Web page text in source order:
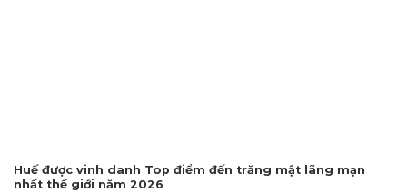
Huế được vinh danh Top điểm đến trăng mật lãng mạn
nhất thế giới năm 2026